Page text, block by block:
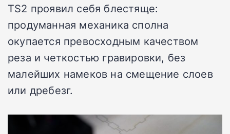
TS2 проявил себя блестяще:
продуманная механика сполна
окупается превосходным качеством
реза и четкостью гравировки, без
малейших намеков на смещение слоев
или дребезг.